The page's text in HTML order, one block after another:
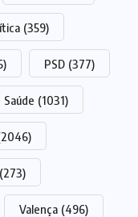
(359)
PSD (377)
Saúde (1031)
(273)
Valença (496)